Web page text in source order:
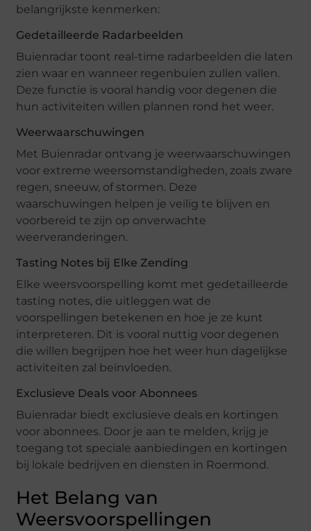
belangrijkste kenmerken:
Gedetailleerde Radarbeelden
Buienradar toont real-time radarbeelden die laten
zien waar en wanneer regenbuien zullen vallen.
Deze functie is vooral handig voor degenen die
hun activiteiten willen plannen rond het weer.
Weerwaarschuwingen
Met Buienradar ontvang je weerwaarschuwingen
voor extreme weersomstandigheden, zoals zware
regen, sneeuw, of stormen. Deze
waarschuwingen helpen je veilig te blijven en
voorbereid te zijn op onverwachte
weerveranderingen.
Tasting Notes bij Elke Zending
Elke weersvoorspelling komt met gedetailleerde
tasting notes, die uitleggen wat de
voorspellingen betekenen en hoe je ze kunt
interpreteren. Dit is vooral nuttig voor degenen
die willen begrijpen hoe het weer hun dagelijkse
activiteiten zal beïnvloeden.
Exclusieve Deals voor Abonnees
Buienradar biedt exclusieve deals en kortingen
voor abonnees. Door je aan te melden, krijg je
toegang tot speciale aanbiedingen en kortingen
bij lokale bedrijven en diensten in Roermond.
Het Belang van
Weersvoorspellingen